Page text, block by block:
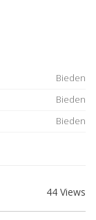
Bieden
Bieden
Bieden
44 Views